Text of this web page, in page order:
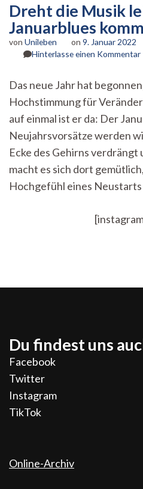
Dreht die Musik
Januarblues
von Unileben on 9. Januar 2022
Hinterlasse einen Kommentarzu
Das neue Jahr hat
Hochstimmung für
auf einmal ist er da: Der
Neujahrsvorsätze werden
Ecke des Gehirns verdrängt
macht es sich dort
Hochgefühl eines
Du findest uns
Facebook
Twitter
Instagram
TikTok
Online-Archiv